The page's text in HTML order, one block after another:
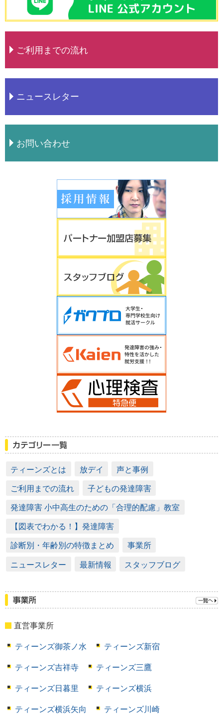
ご利用までの流れ
ニュースレター
お問い合わせ
ティーンズとは 放デイ 声と事例
ご利用までの流れ 子どもの発達障害
発達障害 小中高生のための「合理的配慮」教室
【図表でわかる！】発達障害
診断別・年齢別の特徴まとめ 事業所
ニュースレター 最新情報 スタッフブログ
直営事業所
ティーンズ御茶ノ水 ティーンズ新宿
ティーンズ吉祥寺 ティーンズ三鷹
ティーンズ日暮里 ティーンズ横浜
ティーンズ横浜矢向 ティーンズ川崎